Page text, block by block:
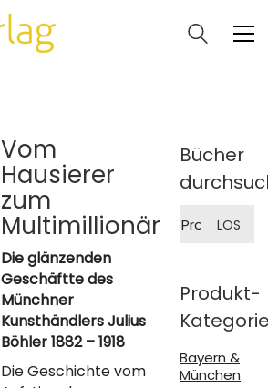
Vom
Hausierer
zum
Multimillionär
Die glänzenden
Geschäftte des
Münchner
Kunsthändlers Julius
Böhler 1882 – 1918
Die Geschichte vom
Bücher
nach:
LOS
Produkt-
Bayern &
München